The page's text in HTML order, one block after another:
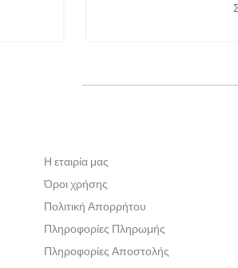
Η εταιρία μας
Όροι χρήσης
Πολιτική Απορρήτου
Πληροφορίες Πληρωμής
Πληροφορίες Αποστολής